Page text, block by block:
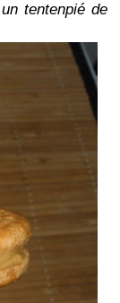
tentenpié de